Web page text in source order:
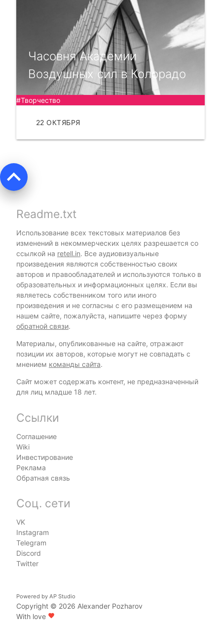
Часовня Академии
Воздушных сил в Колорадо
#Творчество
22 ОКТЯБРЯ
keyboard_arrow_up
Readme.txt
Использование всех текстовых материалов без
изменений в некоммерческих целях разрешается со
ссылкой на retell.in. Все аудиовизуальные
произведения являются собственностью своих
авторов и правообладателей и используются только в
образовательных и информационных целях. Если вы
являетесь собственником того или иного
произведения и не согласны с его размещением на
нашем сайте, пожалуйста, напишите через форму
обратной связи.
Материалы, опубликованные на сайте, отражают
позиции их авторов, которые могут не совпадать с
мнением команды сайта.
Сайт может содержать контент, не предназначенный
для лиц младше 18 лет.
Ссылки
Соглашение
Wiki
Инвестирование
Реклама
Обратная связь
Соц. сети
VK
Instagram
Telegram
Discord
Twitter
Powered by AP Studio
Copyright © 2026 Alexander Pozharov
With love favorite